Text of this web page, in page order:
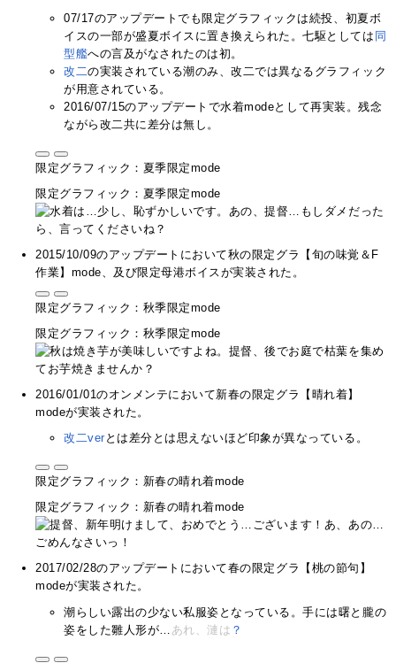
07/17のアップデートでも限定グラフィックは続投、初夏ボ
イスの一部が盛夏ボイスに置き換えられた。七駆としては 同
型艦への言及がなされたのは初。
改二の実装されている潮のみ、改二では異なるグラフィック
が用意されている。
2016/07/15のアップデートで水着modeとして再実装。残念
ながら改二共に差分は無し。
限定グラフィック：夏季限定mode
限定グラフィック：夏季限定mode
2015/10/09のアップデートにおいて秋の限定グラ【旬の味覚＆F
作業】mode、及び限定母港ボイスが実装された。
限定グラフィック：秋季限定mode
限定グラフィック：秋季限定mode
2016/01/01のオンメンテにおいて新春の限定グラ【晴れ着】
modeが実装された。
改二ver とは差分とは思えないほど印象が異なっている。
限定グラフィック：新春の晴れ着mode
限定グラフィック：新春の晴れ着mode
2017/02/28のアップデートにおいて春の限定グラ【桃の節句】
modeが実装された。
潮らしい露出の少ない私服姿となっている。手には曙と朧の
姿をした雛人形が… あれ、漣は ？